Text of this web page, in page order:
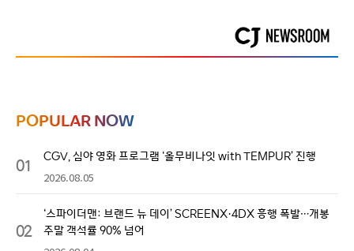
POPULAR NOW
01 CGV, 심야 영화 프로그램 ‘올무비나잇 with TEMPUR’ 진행
2026.08.05
02
‘스파이더맨: 브랜드 뉴 데이’ SCREENX·4DX 흥행 폭발…개봉
주말 객석률 90% 넘어